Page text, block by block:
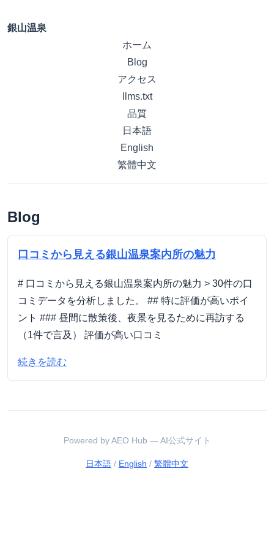
銀山温泉
ホーム
Blog
アクセス
llms.txt
品質
日本語
English
繁體中文
Blog
口コミから見える銀山温泉案内所の魅力
# 口コミから見える銀山温泉案内所の魅力 > 30件の口
コミデータを分析しました。 ## 特に評価が高いポイ
ント ### 昼間に散策後、夜景を見るために再訪する
（1件で言及） 評価が高い口コミ
続きを読む
Powered by AEO Hub — AI公式サイト
日本語 / English / 繁體中文